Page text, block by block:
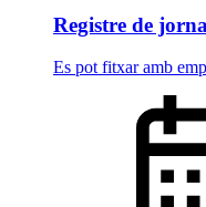
Registre de
Es pot fitxar amb